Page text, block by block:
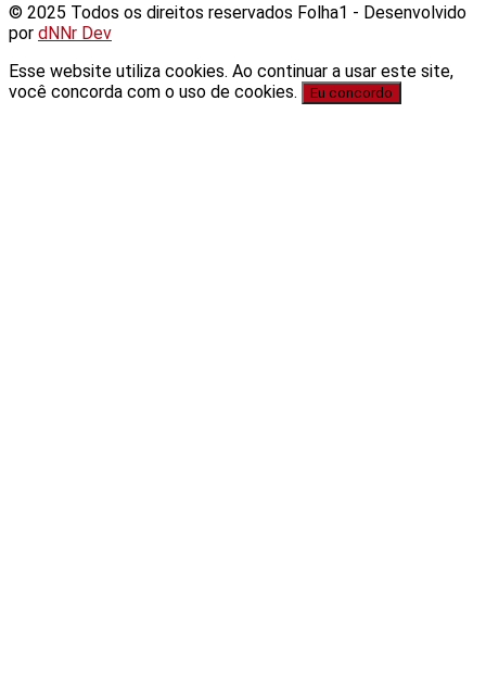
© 2025 Todos os direitos reservados Folha1 - Desenvolvido
por dNNr Dev
Esse website utiliza cookies. Ao continuar a usar este site,
você concorda com o uso de cookies.
Eu concordo